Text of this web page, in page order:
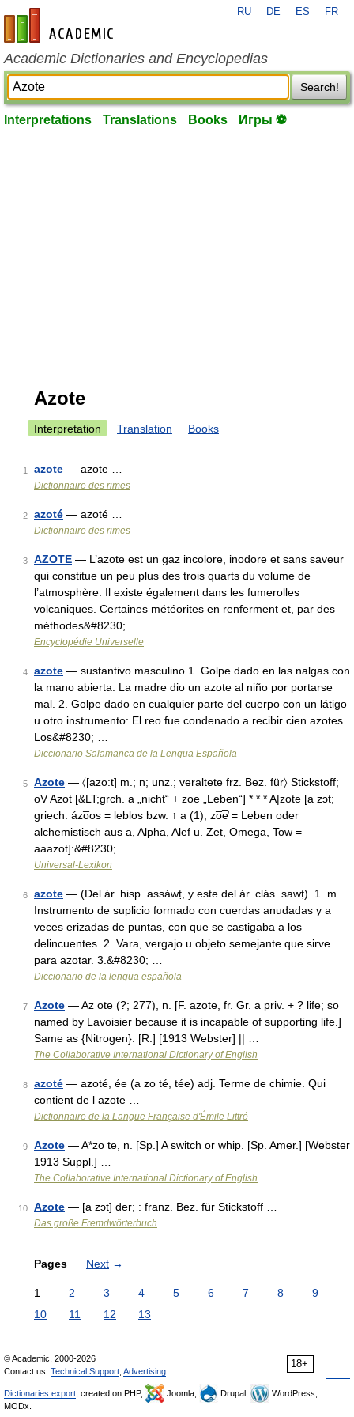
en-academic.com
RU DE ES FR
Academic Dictionaries and Encyclopedias
Search!
Interpretations Translations Books Игры ⚽
Azote
Interpretation Translation Books
1 azote — azote …
Dictionnaire des rimes
2 azoté — azoté …
Dictionnaire des rimes
3 AZOTE — L’azote est un gaz incolore, inodore et sans saveur
qui constitue un peu plus des trois quarts du volume de
l’atmosphère. Il existe également dans les fumerolles
volcaniques. Certaines météorites en renferment et, par des
méthodes&#8230; …
Encyclopédie Universelle
4 azote — sustantivo masculino 1. Golpe dado en las nalgas con
la mano abierta: La madre dio un azote al niño por portarse
mal. 2. Golpe dado en cualquier parte del cuerpo con un látigo
u otro instrumento: El reo fue condenado a recibir cien azotes.
Los&#8230; …
Diccionario Salamanca de la Lengua Española
5 Azote — 〈[azo:t] m.; n; unz.; veraltete frz. Bez. für〉 Stickstoff;
oV Azot [&LT;grch. a „nicht“ + zoe „Leben“] * * * A|zote [a zɔt;
griech. ázo̅os = leblos bzw. ↑ a (1); zo̅e̅̓ = Leben oder
alchemistisch aus a, Alpha, Alef u. Zet, Omega, Tow =
aaazot]:&#8230; …
Universal-Lexikon
6 azote — (Del ár. hisp. assáwṭ, y este del ár. clás. sawṭ). 1. m.
Instrumento de suplicio formado con cuerdas anudadas y a
veces erizadas de puntas, con que se castigaba a los
delincuentes. 2. Vara, vergajo u objeto semejante que sirve
para azotar. 3.&#8230; …
Diccionario de la lengua española
7 Azote — Az ote (?; 277), n. [F. azote, fr. Gr. a priv. + ? life; so
named by Lavoisier because it is incapable of supporting life.]
Same as {Nitrogen}. [R.] [1913 Webster] || …
The Collaborative International Dictionary of English
8 azoté — azoté, ée (a zo té, tée) adj. Terme de chimie. Qui
contient de l azote …
Dictionnaire de la Langue Française d'Émile Littré
9 Azote — A*zo te, n. [Sp.] A switch or whip. [Sp. Amer.] [Webster
1913 Suppl.] …
The Collaborative International Dictionary of English
10 Azote — [a zɔt] der; : franz. Bez. für Stickstoff …
Das große Fremdwörterbuch
Pages Next →
1 2 3 4 5 6 7 8
9
10
11 12 13
18+
© Academic, 2000-2026
Contact us: Technical Support Advertising
Dictionaries export , created on PHP, Joomla, Drupal,
WordPress,
MODx.